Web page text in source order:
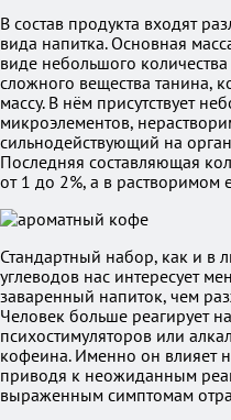
В состав продукта входят
вида напитка. Основная
виде небольшого
сложного вещества танина,
массу. В нём присутствует
микроэлементов,
сильнодействующий на
Последняя составляющая
от 1 до 2%, а в растворимом
Стандартный набор, как и в
углеводов нас интересует
заваренный напиток, чем
Человек больше реагирует
психостимуляторов или
кофеина. Именно он влияет
приводя к неожиданным
выраженным симптомам